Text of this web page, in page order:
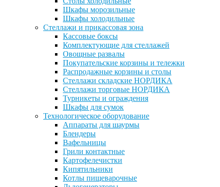
Шкафы морозильные
Шкафы холодильные
Стеллажи и прикассовая зона
Кассовые боксы
Комплектующие для стеллажей
Овощные развалы
Покупательские корзины и тележки
Распродажные корзины и столы
Стеллажи складские НОРДИКА
Стеллажи торговые НОРДИКА
Турникеты и ограждения
Шкафы для сумок
Технологическое оборудование
Аппараты для шаурмы
Блендеры
Вафельницы
Грили контактные
Картофелечистки
Кипятильники
Котлы пищеварочные